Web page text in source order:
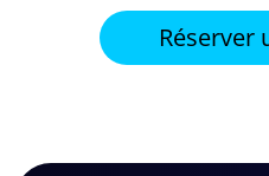
Réserver